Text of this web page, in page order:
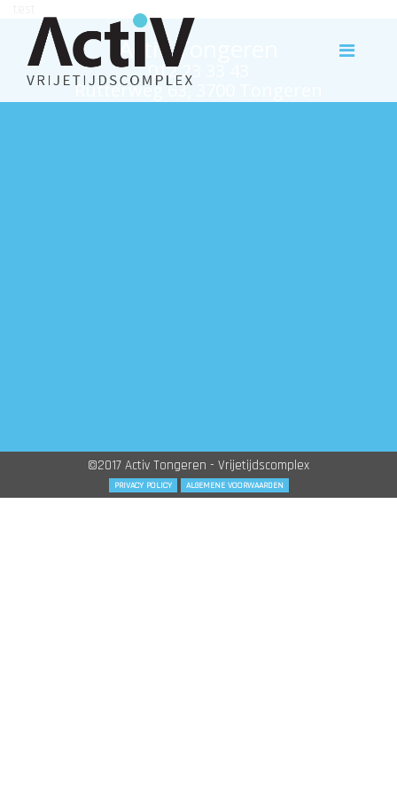
Activ Tongeren
012 23 33 43
Rutterweg 63, 3700 Tongeren
©2017 Activ Tongeren - Vrijetijdscomplex
PRIVACY POLICY ALGEMENE VOORWAARDEN